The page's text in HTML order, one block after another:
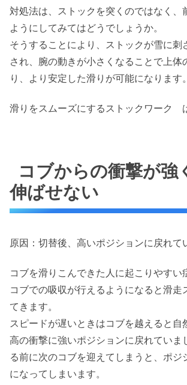
対処法は、ストックを突くのではなく、
ようにしてみてはどうでしょうか。
そうすることにより、ストックが雪に刺
され、腕の動きが小さくなることで上体
り、より安定した滑りが可能になります。
滑りをスムーズにするストックワーク
コブからの衝撃が強
伸ばせない
原因：切替後、高いポジションに戻れて
コブを滑りこんできた人に起こりやすい
コブでの吸収が行えるようになると滑走
てきます。
スピードが遅いときはコブを越えると自
高の衝撃に強いポジションに戻れていま
る前に次のコブを迎えてしまうと、ポジ
になってしまいます。